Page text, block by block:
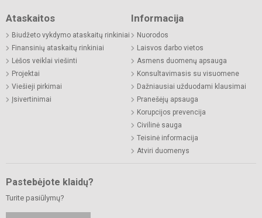
Ataskaitos
Biudžeto vykdymo ataskaitų rinkiniai
Finansinių ataskaitų rinkiniai
Lėšos veiklai viešinti
Projektai
Viešieji pirkimai
Įsivertinimai
Informacija
Nuorodos
Laisvos darbo vietos
Asmens duomenų apsauga
Konsultavimasis su visuomene
Dažniausiai užduodami klausimai
Pranešėjų apsauga
Korupcijos prevencija
Civilinė sauga
Teisinė informacija
Atviri duomenys
Pastebėjote klaidų?
Turite pasiūlymų?